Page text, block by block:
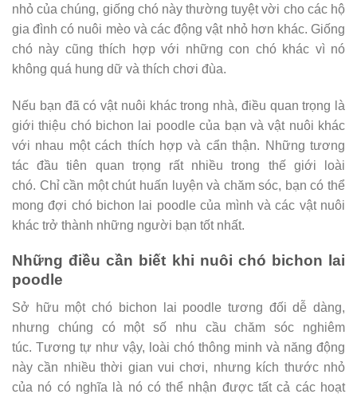
nhỏ của chúng, giống chó này thường tuyệt vời cho các hộ
gia đình có nuôi mèo và các động vật nhỏ hơn khác. Giống
chó này cũng thích hợp với những con chó khác vì nó
không quá hung dữ và thích chơi đùa.
Nếu bạn đã có vật nuôi khác trong nhà, điều quan trọng là
giới thiệu chó bichon lai poodle của bạn và vật nuôi khác
với nhau một cách thích hợp và cẩn thận. Những tương
tác đầu tiên quan trọng rất nhiều trong thế giới loài
chó. Chỉ cần một chút huấn luyện và chăm sóc, bạn có thể
mong đợi chó bichon lai poodle của mình và các vật nuôi
khác trở thành những người bạn tốt nhất.
Những điều cần biết khi nuôi chó bichon lai
poodle
Sở hữu một chó bichon lai poodle tương đối dễ dàng,
nhưng chúng có một số nhu cầu chăm sóc nghiêm
túc. Tương tự như vậy, loài chó thông minh và năng động
này cần nhiều thời gian vui chơi, nhưng kích thước nhỏ
của nó có nghĩa là nó có thể nhận được tất cả các hoạt